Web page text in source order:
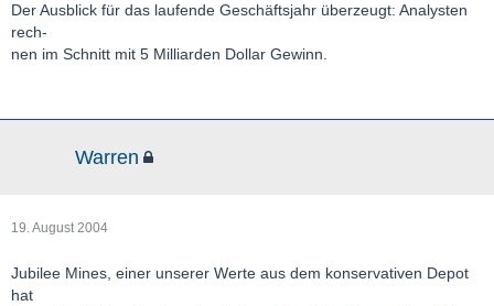
Der Ausblick für das laufende Geschäftsjahr überzeugt: Analysten
rech-
nen im Schnitt mit 5 Milliarden Dollar Gewinn.
Warren
19. August 2004
Jubilee Mines, einer unserer Werte aus dem konservativen Depot
hat